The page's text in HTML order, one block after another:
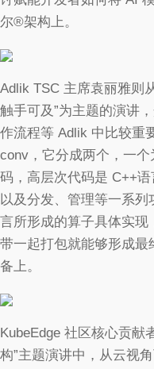
尔®架构上。
Adlik TSC 主席袁丽雅则
触手可及”为主题的演讲
作流程等 Adlik 中比较重
conv，它分成两个，一
码，高层次代码是 C++
以及分发、管理等一系
言所形成的算子具体实
带一起打包就能够形成
备上。
KubeEdge 社区核心贡献
构”主题演讲中，从云视